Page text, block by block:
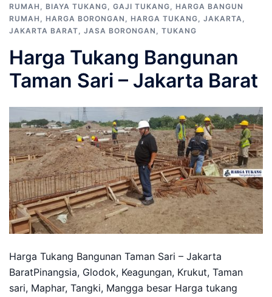
RUMAH , BIAYA TUKANG, GAJI TUKANG, HARGA BANGUN
RUMAH , HARGA BORONGAN , HARGA TUKANG, JAKARTA,
JAKARTA BARAT, JASA BORONGAN , TUKANG
Harga Tukang Bangunan
Taman Sari – Jakarta Barat
Harga Tukang Bangunan Taman Sari – Jakarta
BaratPinangsia, Glodok, Keagungan, Krukut, Taman
sari, Maphar, Tangki, Mangga besar Harga tukang